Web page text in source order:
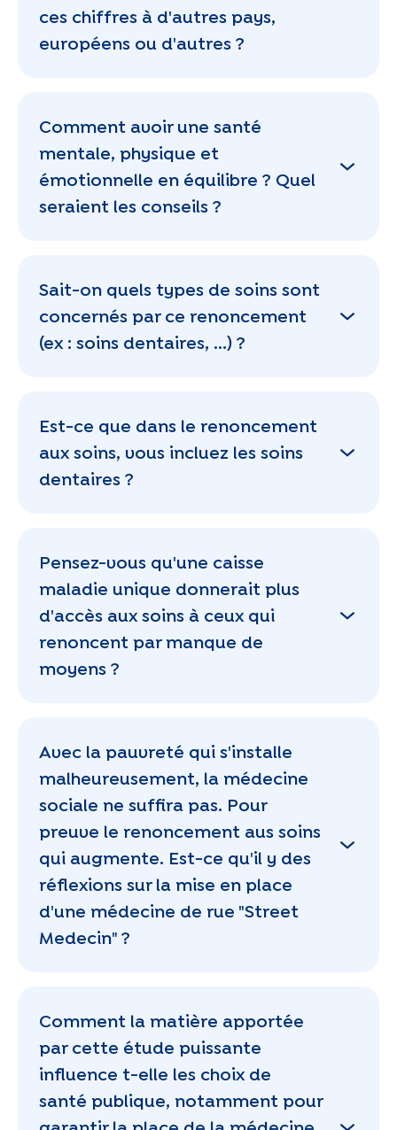
ces chiffres à d'autres pays,
européens ou d'autres ?
Comment avoir une santé
mentale, physique et
émotionnelle en équilibre ? Quel
seraient les conseils ?
Sait-on quels types de soins sont
concernés par ce renoncement
(ex : soins dentaires, ...) ?
Est-ce que dans le renoncement
aux soins, vous incluez les soins
dentaires ?
Pensez-vous qu'une caisse
maladie unique donnerait plus
d'accès aux soins à ceux qui
renoncent par manque de
moyens ?
Avec la pauvreté qui s'installe
malheureusement, la médecine
sociale ne suffira pas. Pour
preuve le renoncement aus soins
qui augmente. Est-ce qu'il y des
réflexions sur la mise en place
d'une médecine de rue "Street
Medecin" ?
Comment la matière apportée
par cette étude puissante
influence t-elle les choix de
santé publique, notamment pour